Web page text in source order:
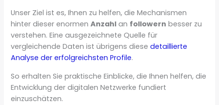
Unser Ziel ist es, Ihnen zu helfen, die Mechanismen
hinter dieser enormenAnzahl an followern besser zu
verstehen. Eine ausgezeichnete Quelle für
vergleichende Daten ist übrigens diesedetaillierte
Analyse der erfolgreichsten Profile.
So erhalten Sie praktische Einblicke, die Ihnen helfen, die
Entwicklung der digitalen Netzwerke fundiert
einzuschätzen.